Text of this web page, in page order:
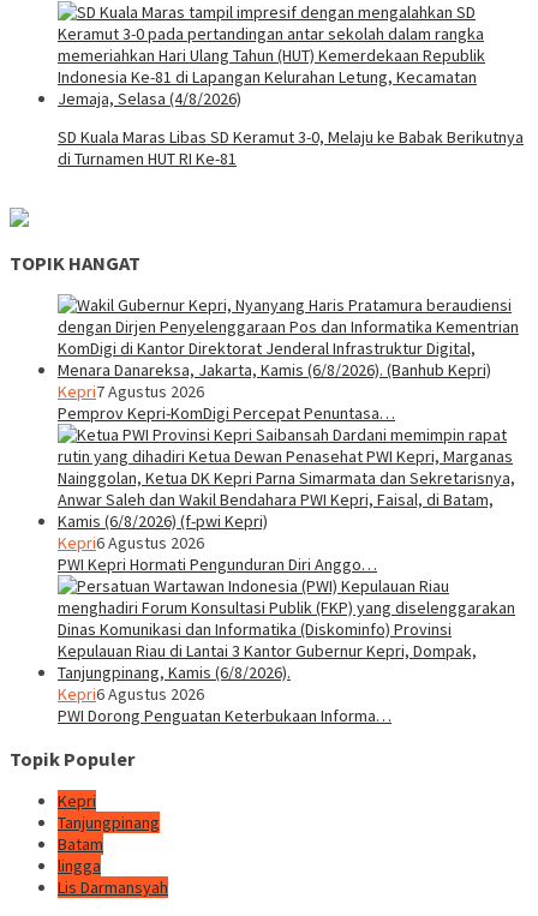
SD Kuala Maras Libas SD Keramut 3-0, Melaju ke Babak Berikutnya
di Turnamen HUT RI Ke-81
TOPIK HANGAT
Kepri7 Agustus 2026
Pemprov Kepri-KomDigi Percepat Penuntasa…
Kepri6 Agustus 2026
PWI Kepri Hormati Pengunduran Diri Anggo…
Kepri6 Agustus 2026
PWI Dorong Penguatan Keterbukaan Informa…
Topik Populer
Kepri
Tanjungpinang
Batam
lingga
Lis Darmansyah